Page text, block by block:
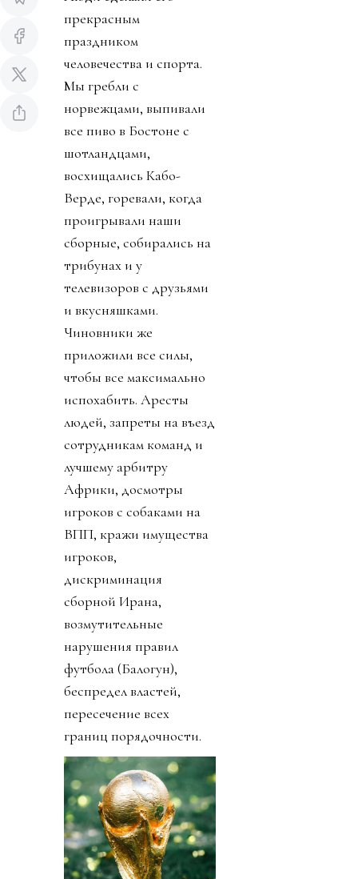
прекрасным
праздником
человечества и спорта.
Мы гребли с
норвежцами, выпивали
все пиво в Бостоне с
шотландцами,
восхищались Кабо-
Верде, горевали, когда
проигрывали наши
сборные, собирались на
трибунах и у
телевизоров с друзьями
и вкусняшками.
Чиновники же
приложили все силы,
чтобы все максимально
испохабить. Аресты
людей, запреты на въезд
сотрудникам команд и
лучшему арбитру
Африки, досмотры
игроков с собаками на
ВПП, кражи имущества
игроков,
дискриминация
сборной Ирана,
возмутительные
нарушения правил
футбола (Балогун),
беспредел властей,
пересечение всех
границ порядочности.